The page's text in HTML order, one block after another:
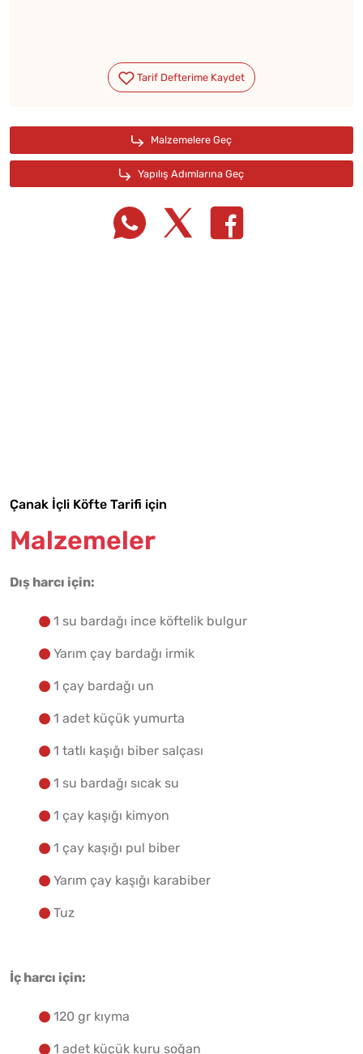
Çanak İçli Köfte Tarifi için
Malzemeler
Dış harcı için:
1 su bardağı ince köftelik bulgur
Yarım çay bardağı irmik
1 çay bardağı un
1 adet küçük yumurta
1 tatlı kaşığı biber salçası
1 su bardağı sıcak su
1 çay kaşığı kimyon
1 çay kaşığı pul biber
Yarım çay kaşığı karabiber
Tuz
İç harcı için:
120 gr kıyma
1 adet küçük kuru soğan